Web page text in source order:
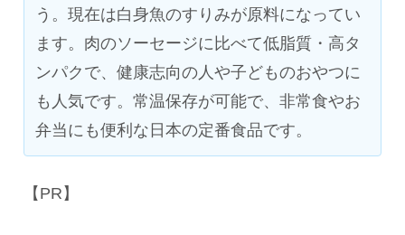
う。現在は白身魚のすりみが原料になってい
ます。肉のソーセージに比べて低脂質・高タ
ンパクで、健康志向の人や子どものおやつに
も人気です。常温保存が可能で、非常食やお
弁当にも便利な日本の定番食品です。
【PR】